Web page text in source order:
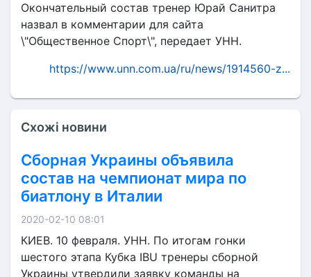
Окончательный состав тренер Юрай Санитра
назвал в комментарии для сайта
\"Общественное Спорт\", передает УНН.
https://www.unn.com.ua/ru/news/1914560-z...
Схожі новини
Сборная Украины объявила
состав на чемпионат мира по
биатлону в Италии
2020-02-10 08:01
КИЕВ. 10 февраля. УНН. По итогам гонки
шестого этапа Кубка IBU тренеры сборной
Украины утвердили заявку команды на